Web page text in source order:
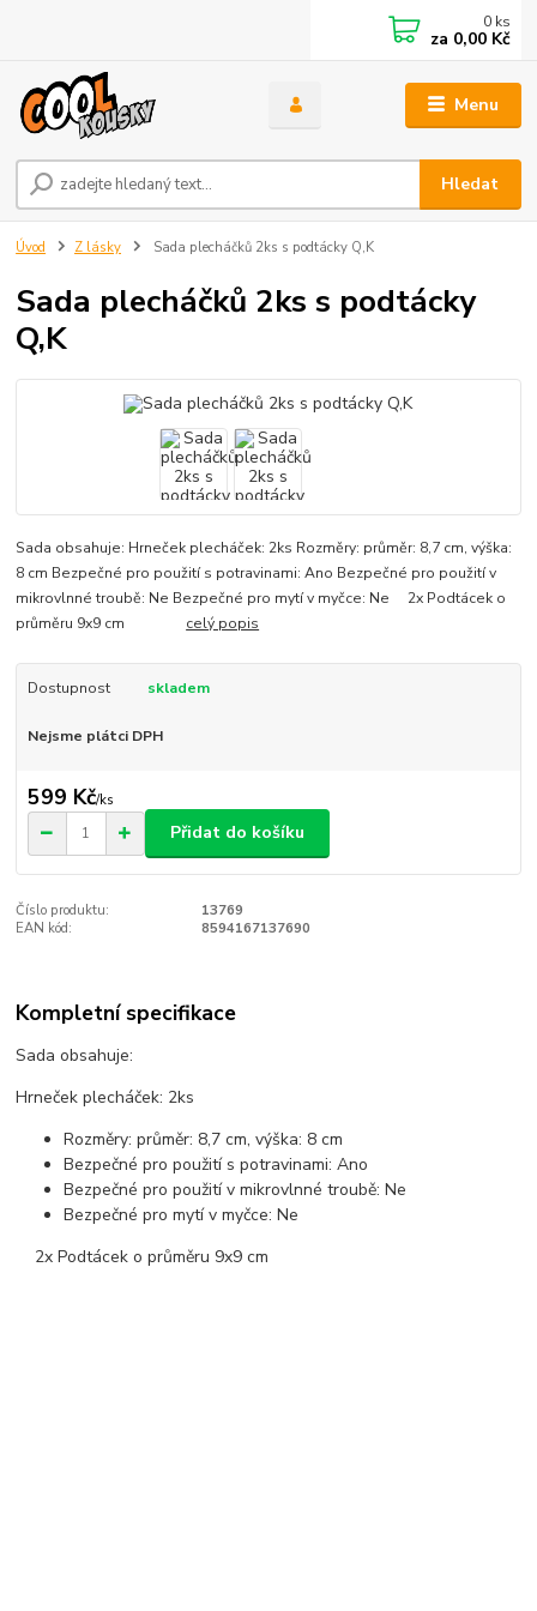
Menu
Hledat
0 ks
za 0,00 Kč
Úvod Z lásky Sada plecháčků 2ks s podtácky Q,K
Sada plecháčků 2ks s podtácky
Q,K
Sada obsahuje: Hrneček plecháček: 2ks Rozměry: průměr: 8,7 cm, výška:
8 cm Bezpečné pro použití s potravinami: Ano Bezpečné pro použití v
mikrovlnné troubě: Ne Bezpečné pro mytí v myčce: Ne 2x Podtácek o
průměru 9x9 cm celý popis
Dostupnost skladem
Nejsme plátci DPH
599 Kč/ks
Přidat do košíku
Číslo produktu:
13769
EAN kód:
8594167137690
Kompletní specifikace
Sada obsahuje:
Hrneček plecháček: 2ks
Rozměry: průměr: 8,7 cm, výška: 8 cm
Bezpečné pro použití s potravinami: Ano
Bezpečné pro použití v mikrovlnné troubě: Ne
Bezpečné pro mytí v myčce: Ne
2x Podtácek o průměru 9x9 cm